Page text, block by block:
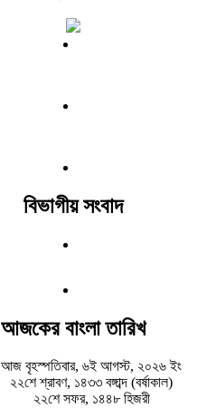
বিভাগীয় সংবাদ
আজকের বাংলা তারিখ
আজ বৃহস্পতিবার, ৬ই আগস্ট, ২০২৬ ইং
২২শে শ্রাবণ, ১৪৩৩ বঙ্গাব্দ (বর্ষাকাল)
২২শে সফর, ১৪৪৮ হিজরী